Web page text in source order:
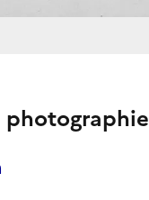
photographie